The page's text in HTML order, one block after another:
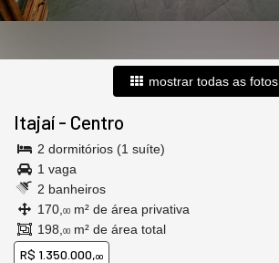
mostrar todas as fotos
Itajaí - Centro
2 dormitórios (1 suíte)
1 vaga
2 banheiros
170, 00 m² de área privativa
198, 00 m² de área total
R$ 1.350.000,00